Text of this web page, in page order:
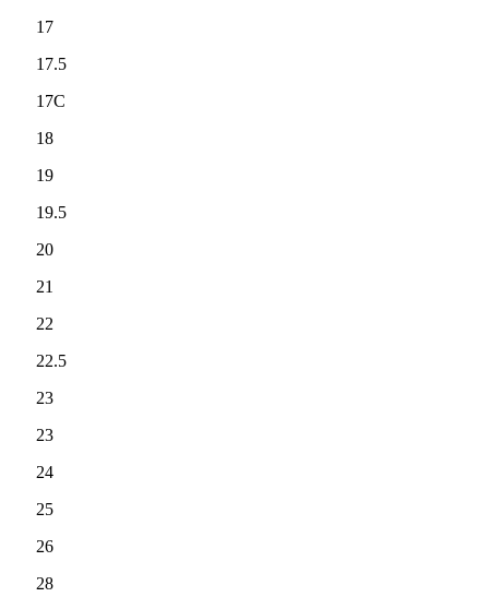
17
17.5
17C
18
19
19.5
20
21
22
22.5
23
23
24
25
26
28